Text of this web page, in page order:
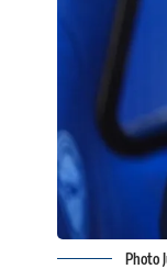
Photo